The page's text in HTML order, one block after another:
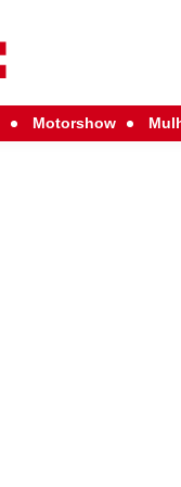
Motorshow